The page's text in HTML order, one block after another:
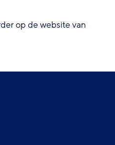
op de website van